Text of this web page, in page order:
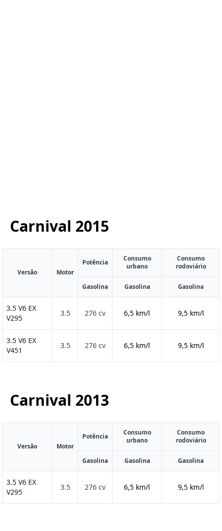
Carnival 2015
Versão Motor
Potência
Consumo
urbano
Consumo
rodoviário
Gasolina Gasolina Gasolina
3.5 V6 EX
V295
3.5 276 cv 6,5 km/l 9,5 km/l
3.5 V6 EX
V451
3.5 276 cv 6,5 km/l 9,5 km/l
Carnival 2013
Versão Motor
Potência
Consumo
urbano
Consumo
rodoviário
Gasolina Gasolina Gasolina
3.5 V6 EX
V295
3.5 276 cv 6,5 km/l 9,5 km/l